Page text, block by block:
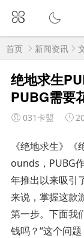
首页 新闻资讯
绝地求生
PUBG需要
031卡盟
《绝地求生》
ounds，PUBG
年推出以来吸引
来说，掌握这款
第一步。下面我
钱吗？“这个问